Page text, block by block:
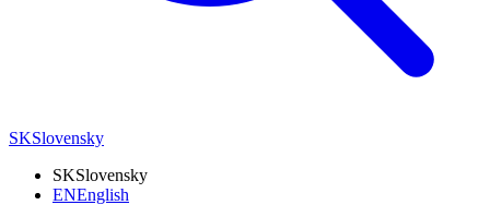
SKSlovensky
SKSlovensky
ENEnglish